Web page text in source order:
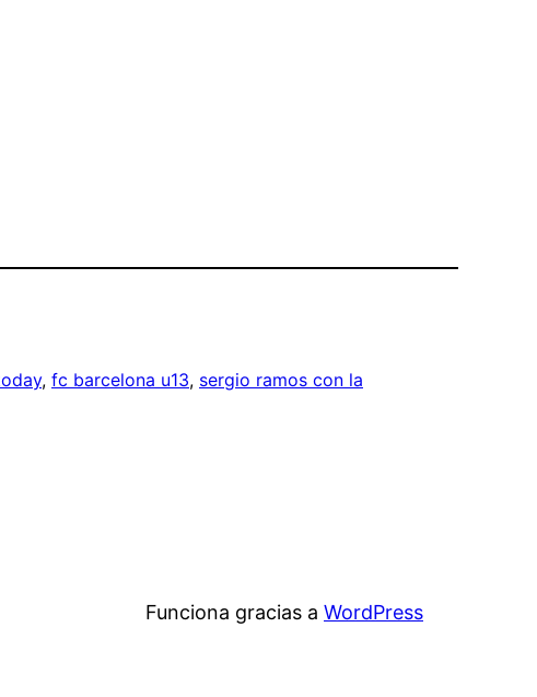
, fc barcelona u13, sergio ramos con la
Funciona gracias a WordPress